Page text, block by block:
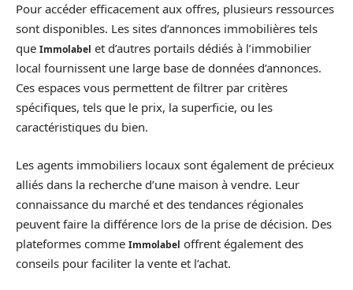
Pour accéder efficacement aux offres, plusieurs ressources
sont disponibles. Les sites d’annonces immobilières tels
que Immolabel et d’autres portails dédiés à l’immobilier
local fournissent une large base de données d’annonces.
Ces espaces vous permettent de filtrer par critères
spécifiques, tels que le prix, la superficie, ou les
caractéristiques du bien.
Les agents immobiliers locaux sont également de précieux
alliés dans la recherche d’une maison à vendre. Leur
connaissance du marché et des tendances régionales
peuvent faire la différence lors de la prise de décision. Des
plateformes comme Immolabel offrent également des
conseils pour faciliter la vente et l’achat.